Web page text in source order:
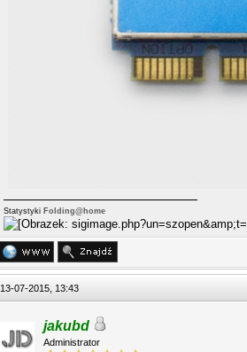
Statystyki Folding@home
13-07-2015, 13:43
jakubd
Administrator